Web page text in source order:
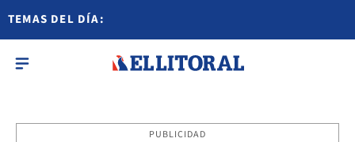
TEMAS DEL DÍA:
PUBLICIDAD